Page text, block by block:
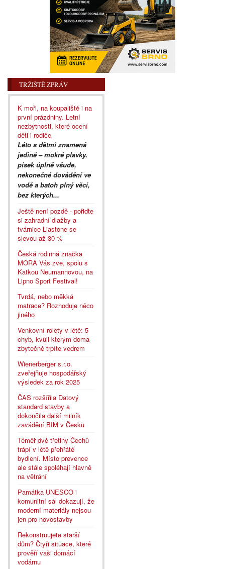
TRŽIŠTĚ ZPRÁV
K moři, na koupaliště i na
první prázdniny. Letní
nezbytnosti, které ocení
děti i rodiče
Léto s dětmi znamená
jediné – mokré plavky,
písek úplně všude,
nekonečné dovádění ve
vodě a batoh plný věcí,
bez kterých...
Ještě není pozdě - pořiďte
si zahradní dlažby a
tvárnice Liastone se
slevou až 30 %
Česká rodinná značka
MORA Vás zve, spolu s
Katkou Neumannovou, na
Lipno Sport Festival!
Tvrdá, nebo měkká
matrace? Rozhoduje něco
jiného
Venkovní rolety v létě: 5
chyb, kvůli kterým doma
zbytečně trpíte vedrem
Wienerberger s.r.o.
zveřejňuje hospodářský
výsledek za rok 2025
ČAS rozšířila Datový
standard stavby a
dokončila další milník
zavádění BIM v Česku
Téměř dvě třetiny Čechů
trápí v létě přehřáté
bydlení. Místo prevence
ale stále spoléhají hlavně
na větrání
Památka UNESCO i
komunitní sál dokazují, že
moderní materiály nejsou
jen pro novostavby
Rekonstruujete starší
dům? Čtyři situace, které
prověří vaši domácí
vodárnu